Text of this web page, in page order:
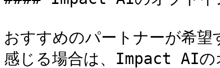
おすすめのパートナーが希
感じる場合は、Impact AIの